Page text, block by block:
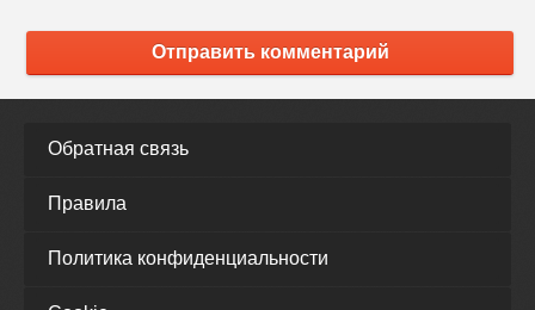
Отправить комментарий
Обратная связь
Правила
Политика конфиденциальности